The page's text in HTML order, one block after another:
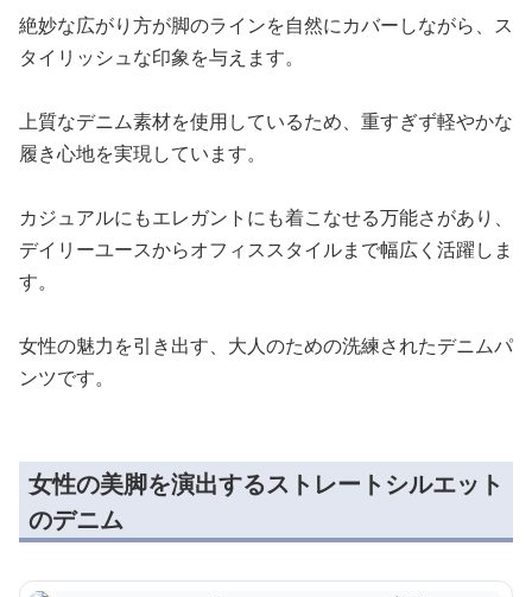
絶妙な広がり方が脚のラインを自然にカバーしながら、ス
タイリッシュな印象を与えます。
上質なデニム素材を使用しているため、重すぎず軽やかな
履き心地を実現しています。
カジュアルにもエレガントにも着こなせる万能さがあり、
デイリーユースからオフィススタイルまで幅広く活躍しま
す。
女性の魅力を引き出す、大人のための洗練されたデニムパ
ンツです。
女性の美脚を演出するストレートシルエット
のデニム